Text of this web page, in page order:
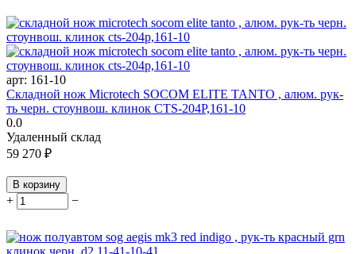
арт: 161-10
Складной нож Microtech SOCOM ELITE TANTO , алюм. рук-
ть черн. стоунвош. клинок CTS-204P,161-10
0.0
Удаленный склад
59 270 ₽
В корзину
+ −